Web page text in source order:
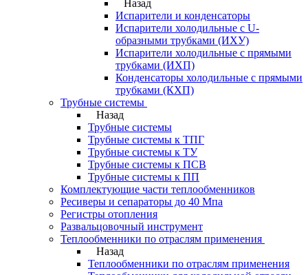
Назад
Испарители и конденсаторы
Испарители холодильные с U-
образными трубками (ИХУ)
Испарители холодильные с прямыми
трубками (ИХП)
Конденсаторы холодильные с прямыми
трубками (КХП)
Трубные системы
Назад
Трубные системы
Трубные системы к ТПГ
Трубные системы к ТУ
Трубные системы к ПСВ
Трубные системы к ПП
Комплектующие части теплообменников
Ресиверы и сепараторы до 40 Мпа
Регистры отопления
Развальцовочный инструмент
Теплообменники по отраслям применения
Назад
Теплообменники по отраслям применения